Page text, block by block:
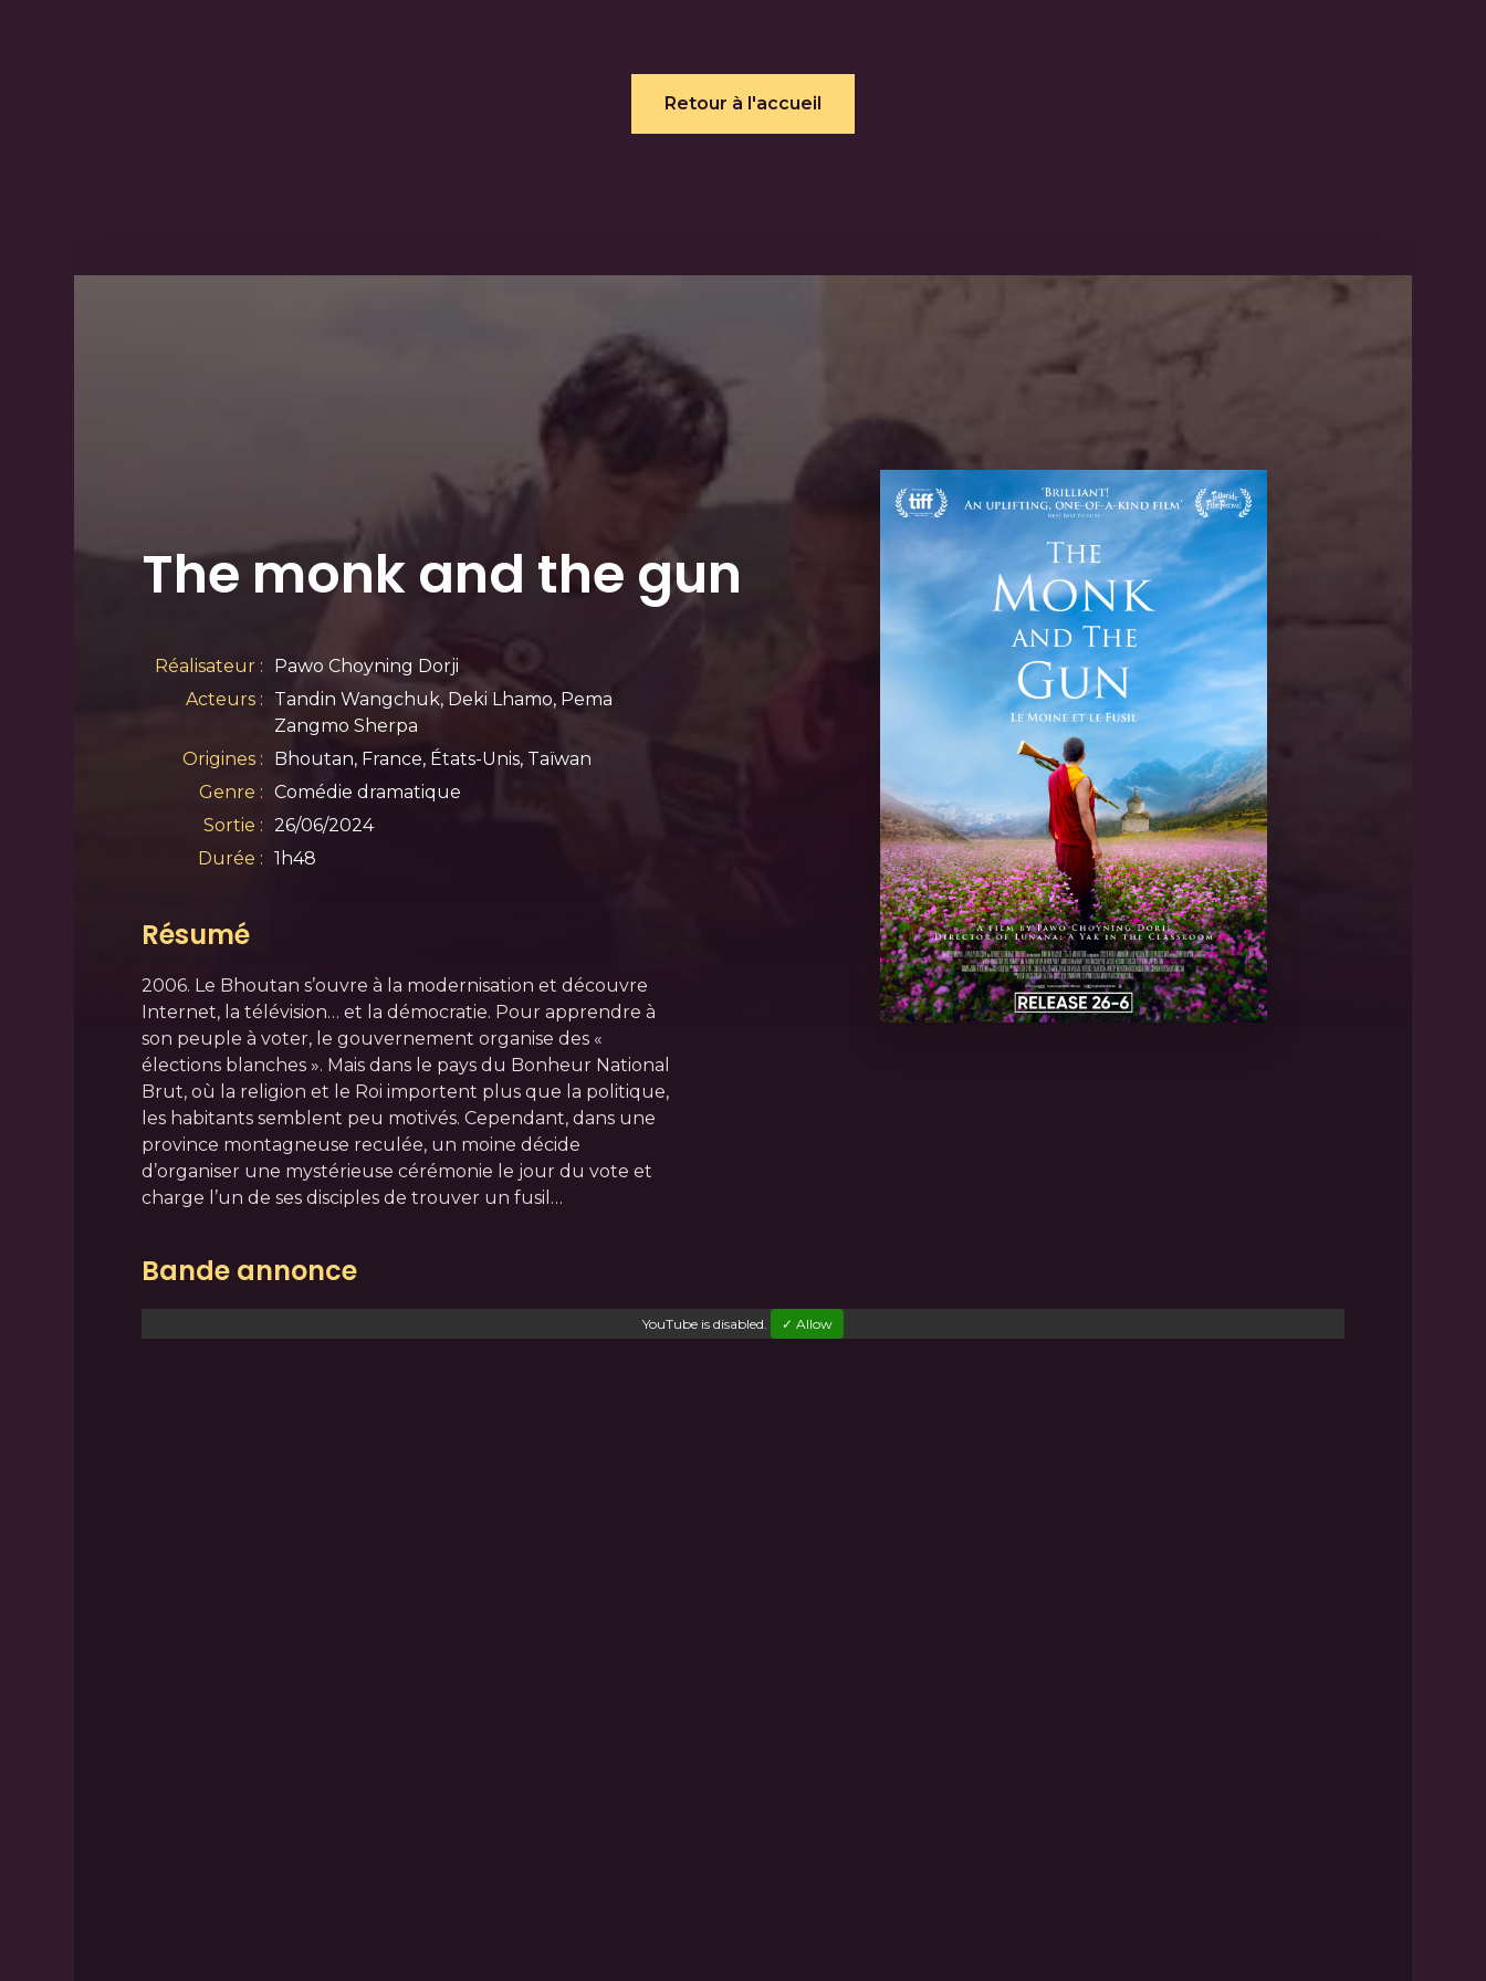
Retour à l'accueil
The monk and the gun
Réalisateur :
Pawo Choyning Dorji
Acteurs :
Tandin Wangchuk, Deki Lhamo, Pema
Zangmo Sherpa
Origines :
Bhoutan, France, États-Unis, Taïwan
Genre : Comédie dramatique
Sortie : 26/06/2024
Durée : 1h48
Résumé
2006. Le Bhoutan s’ouvre à la modernisation et découvre
Internet, la télévision… et la démocratie. Pour apprendre à
son peuple à voter, le gouvernement organise des «
élections blanches ». Mais dans le pays du Bonheur National
Brut, où la religion et le Roi importent plus que la politique,
les habitants semblent peu motivés. Cependant, dans une
province montagneuse reculée, un moine décide
d’organiser une mystérieuse cérémonie le jour du vote et
charge l’un de ses disciples de trouver un fusil…
Bande annonce
YouTube is disabled. ✓ Allow